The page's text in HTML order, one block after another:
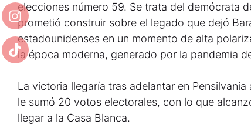
elecciones número 59. Se trata del demócrata
prometió construir sobre el legado que dejó
estadounidenses en un momento de alta
la época moderna, generado por la pandemia
La victoria llegaría tras adelantar en
le sumó 20 votos electorales, con lo que
llegar a la Casa Blanca.